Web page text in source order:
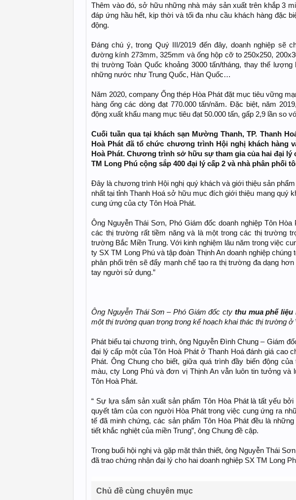
Thêm vào đó, sở hữu những nhà máy sản xuất trên khắp 3
đáp ứng hầu hết, kịp thời và tối đa nhu cầu khách hàng đặc
động.
Đáng chú ý, trong Quý III/2019 đến đây, doanh nghiệp sẽ
đường kính 273mm, 325mm và ống hộp cỡ to 250x250,
thị trường Toàn Quốc khoảng 3000 tấn/tháng, thay thế
những nước như Trung Quốc, Hàn Quốc…
Năm 2020, company Ống thép Hòa Phát đặt mục tiêu vững
hàng ống các dòng đạt 770.000 tấn/năm. Đặc biệt, năm
động xuất khẩu mang mục tiêu đạt 50.000 tấn, gấp 2,9 lần so
Cuối tuần qua tại khách sạn Mường Thanh, TP. Thanh
Hoà Phát đã tổ chức chương trình Hội nghị khách hàng
Hoà Phát. Chương trình sở hữu sự tham gia của hai đại lý
TM Long Phú cộng sắp 400 đại lý cấp 2 và nhà phân phối
Đây là chương trình Hội nghị quý khách và giới thiệu sản
nhất tại tỉnh Thanh Hoá sở hữu mục đích giới thiệu mang quý
cung ứng của cty Tôn Hoà Phát.
Ông Nguyễn Thái Sơn, Phó Giám đốc doanh nghiệp Tôn Hòa
các thị trường rất tiềm năng và là một trong các thị trường
trường Bắc Miền Trung. Với kinh nghiệm lâu năm trong việc
ty SX TM Long Phú và tập đoàn Thịnh An doanh nghiệp
phân phối trên sẽ đẩy mạnh chế tạo ra thị trường đa dạng
tay người sử dụng.”
Ông Nguyễn Thái Sơn – Phó Giám đốc cty thu mua phế liệu
một thị trường quan trọng trong kế hoạch khai thác thị trường ở
Phát biểu tại chương trình, ông Nguyễn Đình Chung – Giám
đại lý cấp một của Tôn Hoà Phát ở Thanh Hoá đánh giá cao
Phát. Ông Chung cho biết, giữa quá trình đầy biến động
màu, cty Long Phú và đơn vị Thịnh An vẫn luôn tin tưởng và
Tôn Hoà Phát.
“ Sự lựa sắm sản xuất sản phẩm Tôn Hòa Phát là tất yếu
quyết tâm của con người Hòa Phát trong việc cung ứng ra
tế đã minh chứng, các sản phẩm Tôn Hòa Phát đều là
tiết khắc nghiệt của miền Trung”, ông Chung đề cập.
Trong buổi hội nghị và gặp mặt thân thiết, ông Nguyễn Thái
đã trao chứng nhận đại lý cho hai doanh nghiệp SX TM Long
Chủ đề cùng chuyên mục